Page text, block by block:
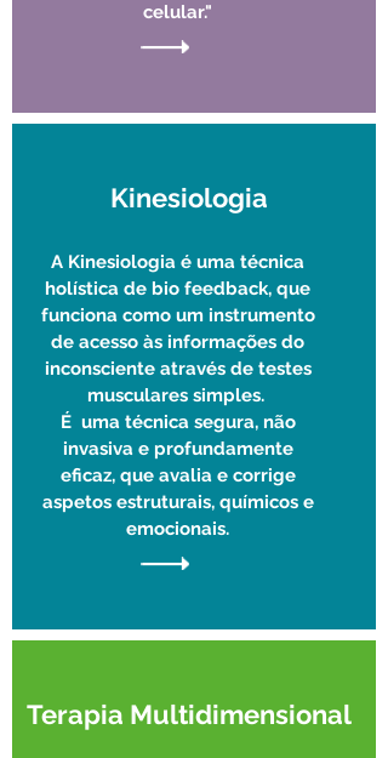
celular."
Kinesiologia
A Kinesiologia é uma técnica
holística de bio feedback, que
funciona como um instrumento
de acesso às informações do
inconsciente através de testes
musculares simples.
​É uma técnica segura, não
invasiva e profundamente
eficaz, que avalia e corrige
aspetos estruturais, químicos e
emocionais.
Terapia Multidimensional